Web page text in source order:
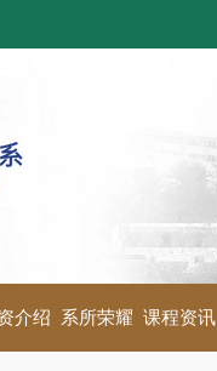
介绍 系所荣耀 课程资讯